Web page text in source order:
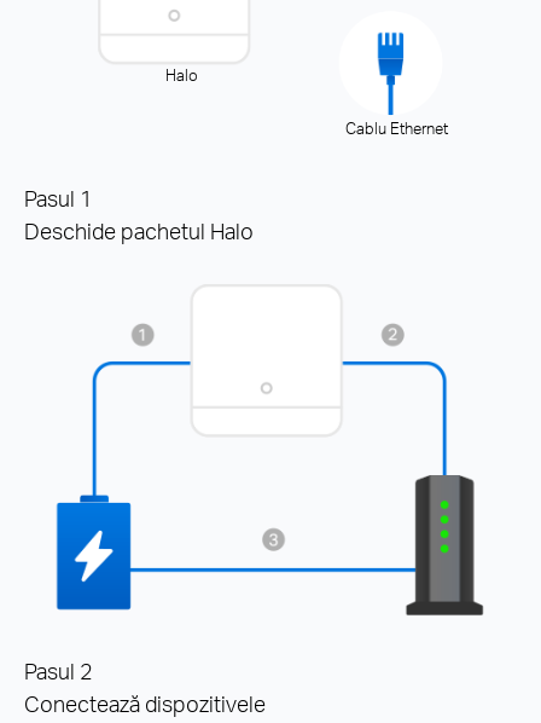
Halo
Cablu Ethernet
Pasul 1
Deschide pachetul Halo
Pasul 2
Conectează dispozitivele